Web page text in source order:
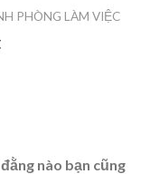
PHÒNG LÀM VIỆC
nào bạn cũng